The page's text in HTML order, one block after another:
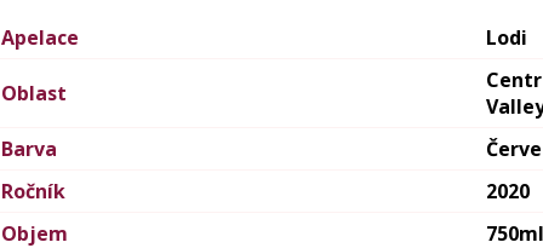
Apelace Lodi
Oblast
Barva
Ročník
2020
Objem
750ml